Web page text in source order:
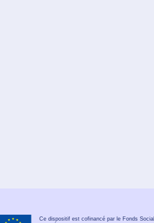
Ce dispositif est cofinancé par le Fonds Social